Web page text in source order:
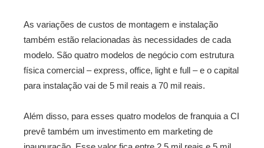
As variações de custos de montagem e instalação
também estão relacionadas às necessidades de cada
modelo. São quatro modelos de negócio com estrutura
física comercial – express, office, light e full – e o capital
para instalação vai de 5 mil reais a 70 mil reais.
Além disso, para esses quatro modelos de franquia a CI
prevê também um investimento em marketing de